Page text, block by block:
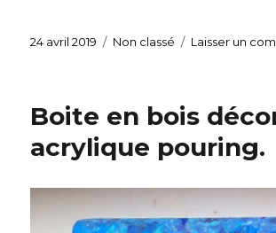
Publié
24 avril 2019 Catégories
Non classé Laisser un
Boite en bois
acrylique pouring.